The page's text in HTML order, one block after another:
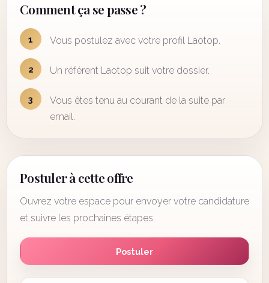
Comment ça se passe ?
1 Vous postulez avec votre profil Laotop.
2 Un référent Laotop suit votre dossier.
3
Vous êtes tenu au courant de la suite par
email.
Postuler à cette offre
Ouvrez votre espace pour envoyer votre candidature
et suivre les prochaines étapes.
Postuler